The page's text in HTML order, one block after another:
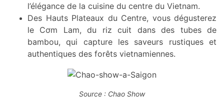
l’élégance de la cuisine du centre du Vietnam.
Des Hauts Plateaux du Centre, vous dégusterez
le Cơm Lam, du riz cuit dans des tubes de
bambou, qui capture les saveurs rustiques et
authentiques des forêts vietnamiennes.
Source : Chao Show